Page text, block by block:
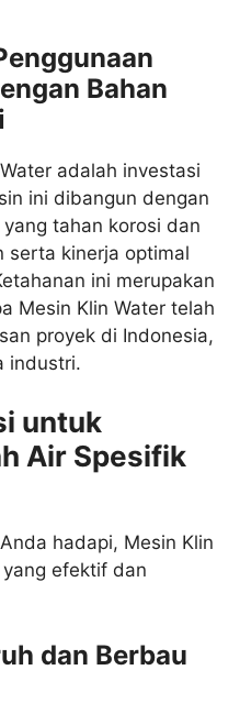
Bahan
adalah investasi
ini dibangun dengan
tahan korosi dan
serta kinerja optimal
ini merupakan
Mesin Klin Water telah
proyek di Indonesia,
industri.
untuk
Air Spesifik
hadapi, Mesin Klin
efektif dan
dan Berbau